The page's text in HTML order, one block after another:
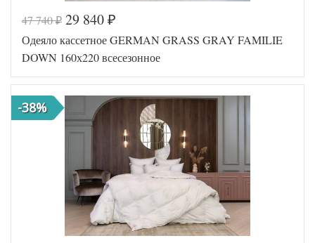
47 740₽ 29 840 ₽
Одеяло кассетное GERMAN GRASS GRAY FAMILIE
DOWN 160х220 всесезонное
-38%